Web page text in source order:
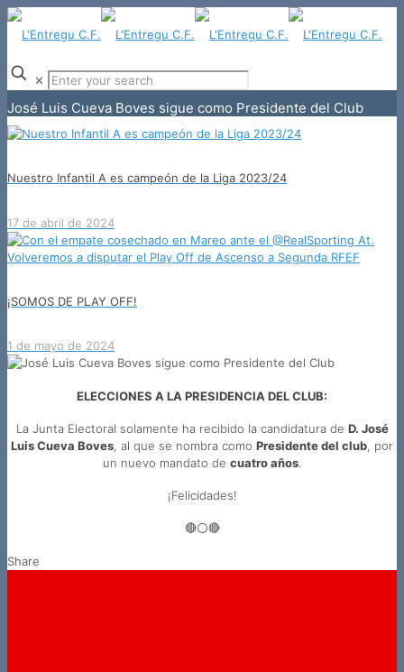
✕
José Luis Cueva Boves sigue como Presidente del Club
Nuestro Infantil A es campeón de la Liga 2023/24
17 de abril de 2024
¡SOMOS DE PLAY OFF!
1 de mayo de 2024
ELECCIONES A LA PRESIDENCIA DEL CLUB:
La Junta Electoral solamente ha recibido la candidatura de D. José
Luis Cueva Boves, al que se nombra como Presidente del club, por
un nuevo mandato de cuatro años
¡Felicidades!
🔴⚪🔴
Share